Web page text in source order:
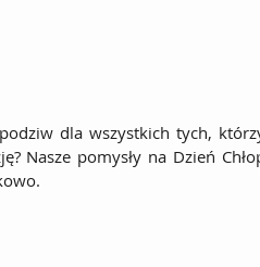
dla wszystkich tych,
Nasze pomysły na Dzień